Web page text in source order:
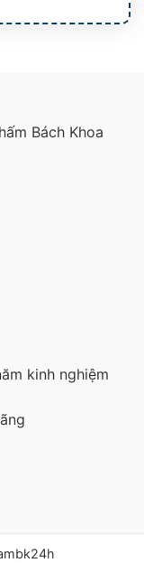
Bách Khoa
kinh nghiệm